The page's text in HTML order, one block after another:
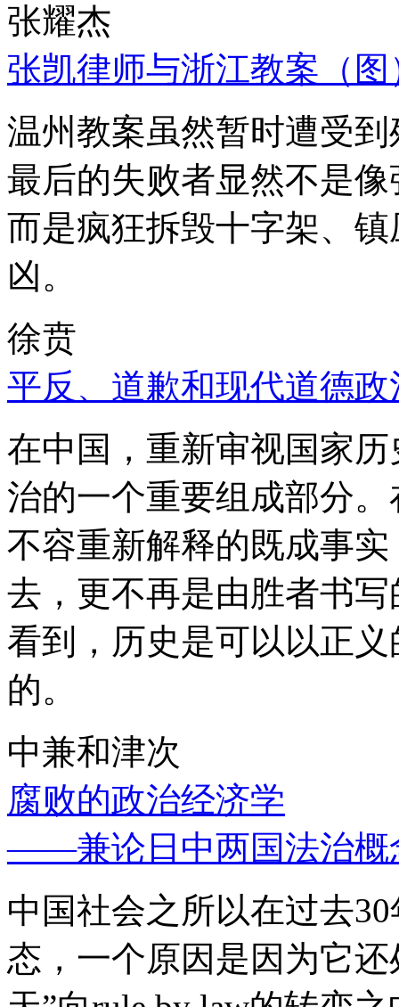
张耀杰
张凯律师与浙江教案（图
温州教案虽然暂时遭受
最后的失败者显然不是
而是疯狂拆毁十字架、
凶。
徐贲
平反、道歉和现代道德政
在中国，重新审视国家
治的一个重要组成部分
不容重新解释的既成事
去，更不再是由胜者书
看到，历史是可以以正
的。
中兼和津次
腐败的政治经济学
——兼论日中两国法治概
中国社会之所以在过去
态，一个原因是因为它